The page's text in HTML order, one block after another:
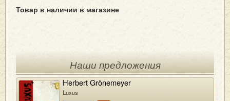
Товар в наличии в магазине
Наши предложения
Herbert Grönemeyer
Luxus